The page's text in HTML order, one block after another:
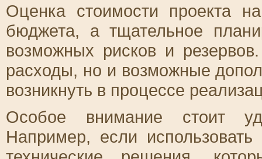
Оценка стоимости проекта
бюджета, а тщательное
возможных рисков и
расходы, но и возможные
возникнуть в процессе
Особое внимание стоит
Например, если